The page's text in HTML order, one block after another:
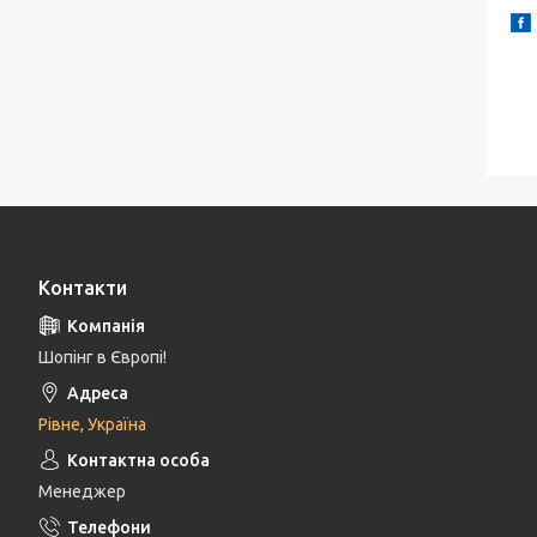
Контакти
Шопінг в Європі!
Рівне, Україна
Менеджер